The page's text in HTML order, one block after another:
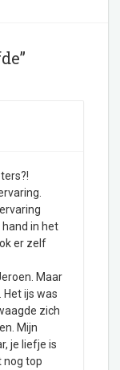
in het
er zelf
Maar
ijs was
zich
Mijn
je liefje is
nog top